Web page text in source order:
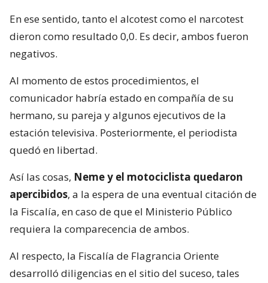
En ese sentido, tanto el alcotest como el narcotest
dieron como resultado 0,0. Es decir, ambos fueron
negativos.
Al momento de estos procedimientos, el
comunicador habría estado en compañía de su
hermano, su pareja y algunos ejecutivos de la
estación televisiva. Posteriormente, el periodista
quedó en libertad.
Así las cosas, Neme y el motociclista quedaron
apercibidos, a la espera de una eventual citación de
la Fiscalía, en caso de que el Ministerio Público
requiera la comparecencia de ambos.
Al respecto, la Fiscalía de Flagrancia Oriente
desarrolló diligencias en el sitio del suceso, tales